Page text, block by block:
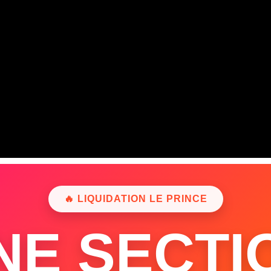
🔥 LIQUIDATION LE PRINCE